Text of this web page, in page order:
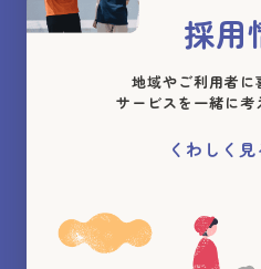
採用
地域やご利用者に
サービスを一緒に考
くわしく見